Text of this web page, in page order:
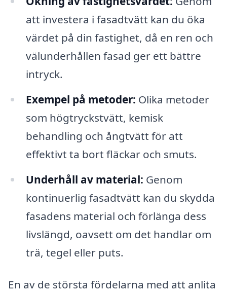
att investera i fasadtvätt kan du öka
värdet på din fastighet, då en ren och
välunderhållen fasad ger ett bättre
intryck.
Exempel på metoder: Olika metoder
som högtryckstvätt, kemisk
behandling och ångtvätt för att
effektivt ta bort fläckar och smuts.
Underhåll av material: Genom
kontinuerlig fasadtvätt kan du skydda
fasadens material och förlänga dess
livslängd, oavsett om det handlar om
trä, tegel eller puts.
En av de största fördelarna med att anlita